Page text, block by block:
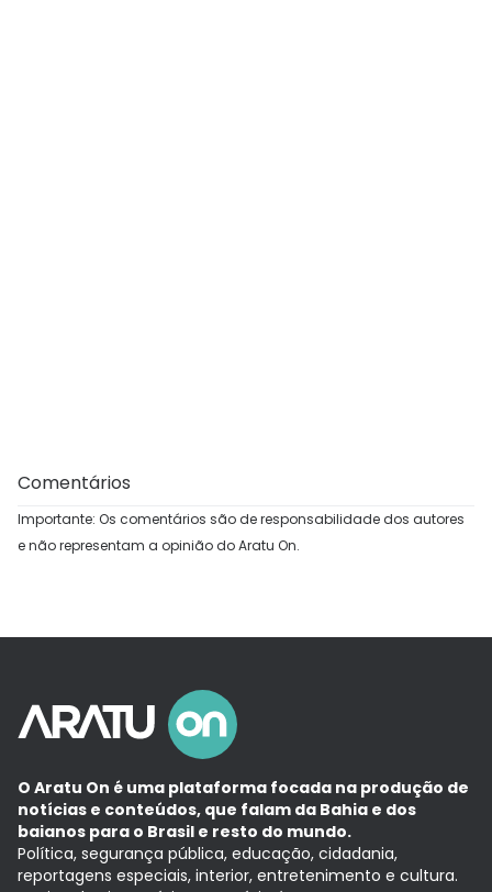
Comentários
Importante: Os comentários são de responsabilidade dos autores
e não representam a opinião do Aratu On.
O Aratu On é uma plataforma focada na produção de
notícias e conteúdos, que falam da Bahia e dos
baianos para o Brasil e resto do mundo.
Política, segurança pública, educação, cidadania,
reportagens especiais, interior, entretenimento e cultura.